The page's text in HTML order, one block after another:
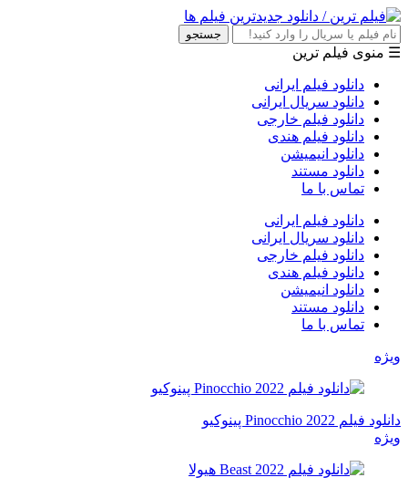
جستجو
☰ منوی فیلم ترین
دانلود فیلم ایرانی
دانلود سریال ایرانی
دانلود فیلم خارجی
دانلود فیلم هندی
دانلود انیمیشن
دانلود مستند
تماس با ما
دانلود فیلم ایرانی
دانلود سریال ایرانی
دانلود فیلم خارجی
دانلود فیلم هندی
دانلود انیمیشن
دانلود مستند
تماس با ما
ویژه
دانلود فیلم Pinocchio 2022 پینوکیو
ویژه